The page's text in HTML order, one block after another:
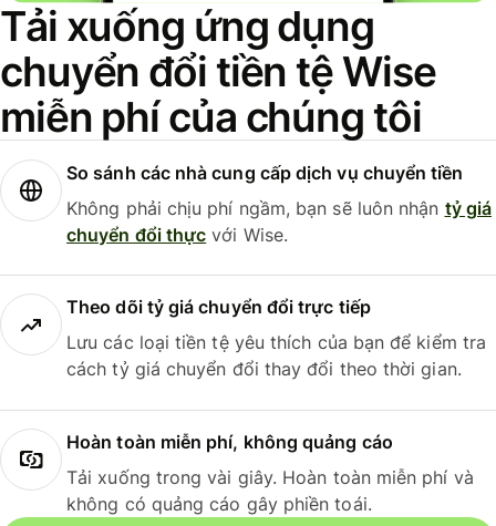
Tải xuống ứng dụng
chuyển đổi tiền tệ Wise
miễn phí của chúng tôi
So sánh các nhà cung cấp dịch vụ chuyển tiền
Không phải chịu phí ngầm, bạn sẽ luôn nhận tỷ giá
chuyển đổi thực với Wise.
Theo dõi tỷ giá chuyển đổi trực tiếp
Lưu các loại tiền tệ yêu thích của bạn để kiểm tra
cách tỷ giá chuyển đổi thay đổi theo thời gian.
Hoàn toàn miễn phí, không quảng cáo
Tải xuống trong vài giây. Hoàn toàn miễn phí và
không có quảng cáo gây phiền toái.